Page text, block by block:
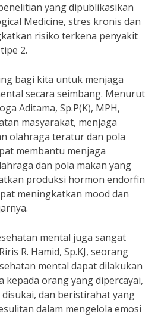
yang dipublikasikan
Medicine, stres kronis dan
risiko terkena penyakit
2.
bagi kita untuk menjaga
secara seimbang. Menurut
Aditama, Sp.P(K), MPH,
masyarakat, menjaga
olahraga teratur dan pola
membantu menjaga
dan pola makan yang
produksi hormon endorfin
meningkatkan mood dan
mental juga sangat
R. Hamid, Sp.KJ, seorang
mental dapat dilakukan
kepada orang yang dipercayai,
dan beristirahat yang
dalam mengelola emosi